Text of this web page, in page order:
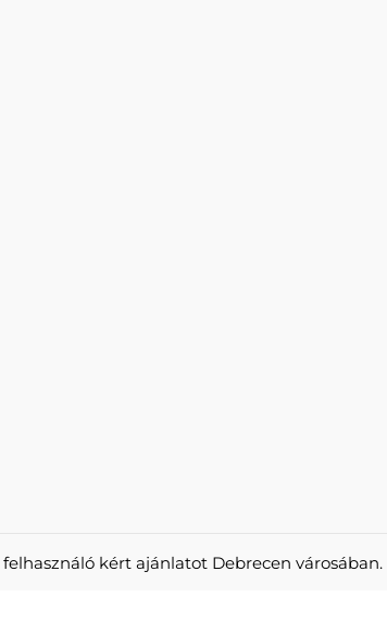
felhasználó kért ajánlatot Debrecen városában.